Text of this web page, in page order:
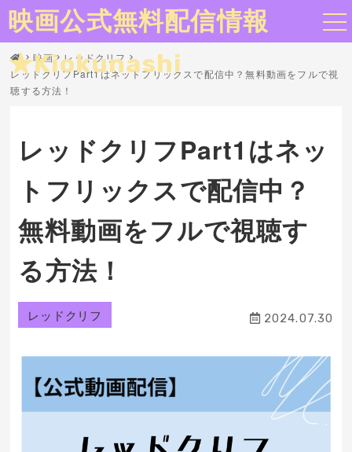
映画公式無料配信情報
★Kiokunashi
映画
レッドクリフ
レッドクリフPart1はネットフリックスで配信中？無料動画をフルで視
聴する方法！
レッドクリフPart1はネッ
トフリックスで配信中？
無料動画をフルで視聴す
る方法！
レッドクリフ 2024.07.30